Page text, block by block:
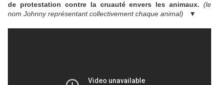
de protestation contre la cruauté envers les animaux. (le
nom Johnny représentant collectivement chaque animal) ▼